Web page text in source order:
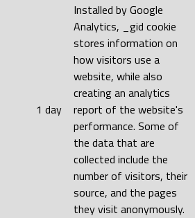
1 day
Installed by Google
Analytics, _gid cookie
stores information on
how visitors use a
website, while also
creating an analytics
report of the website's
performance. Some of
the data that are
collected include the
number of visitors, their
source, and the pages
they visit anonymously.